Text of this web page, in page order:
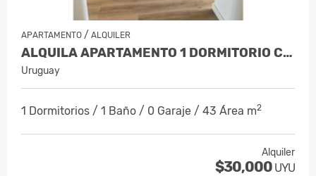
APARTAMENTO / ALQUILER
ALQUILA APARTAMENTO 1 DORMITORIO CON BALCON. TRES CRUCES
Uruguay
1 Dormitorios / 1 Baño / 0 Garaje / 43 Área m2
Alquiler
$30,000 UYU